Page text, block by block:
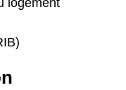
logement